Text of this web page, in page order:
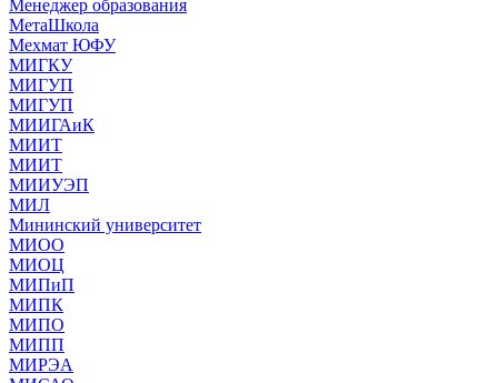
Менеджер образования
МетаШкола
Мехмат ЮФУ
МИГКУ
МИГУП
МИГУП
МИИГАиК
МИИТ
МИИТ
МИИУЭП
МИЛ
Мининский университет
МИОО
МИОЦ
МИПиП
МИПК
МИПО
МИПП
МИРЭА